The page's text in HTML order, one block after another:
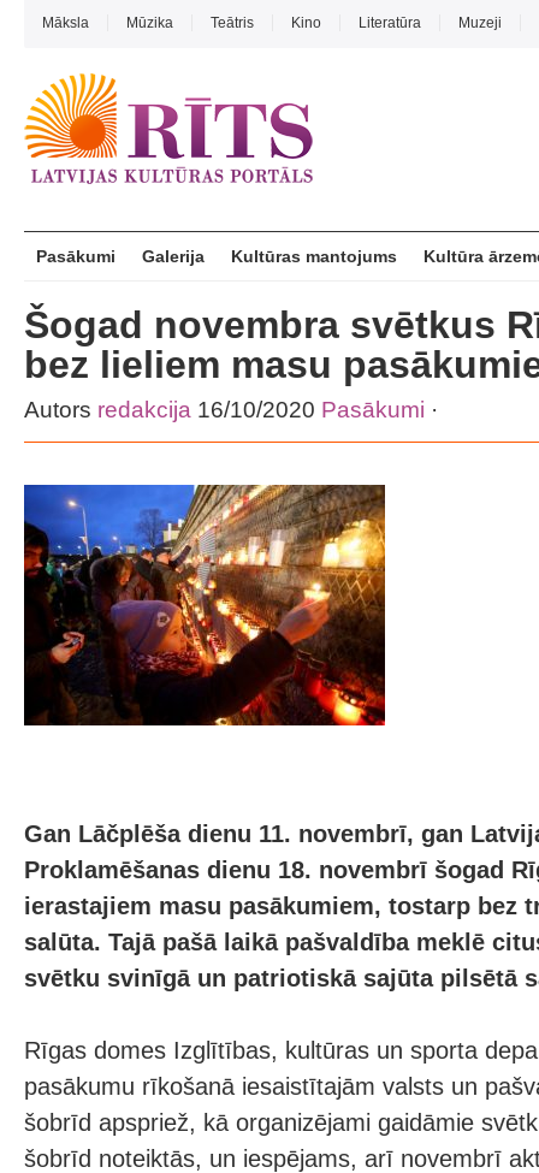
Māksla Mūzika Teātris Kino Literatūra Muzeji
Pasākumi Galerija Kultūras mantojums Kultūra
Šogad novembra svētkus
bez lieliem masu
Autors redakcija 16/10/2020 Pasākumi ·
Gan Lāčplēša dienu 11. novembrī, gan
Proklamēšanas dienu 18. novembrī šogad
ierastajiem masu pasākumiem, tostarp bez
salūta. Tajā pašā laikā pašvaldība meklē
svētku svinīgā un patriotiskā sajūta pilsētā
Rīgas domes Izglītības, kultūras un sporta
pasākumu rīkošanā iesaistītajām valsts un
šobrīd apspriež, kā organizējami gaidāmie
šobrīd noteiktās, un iespējams, arī novembrī